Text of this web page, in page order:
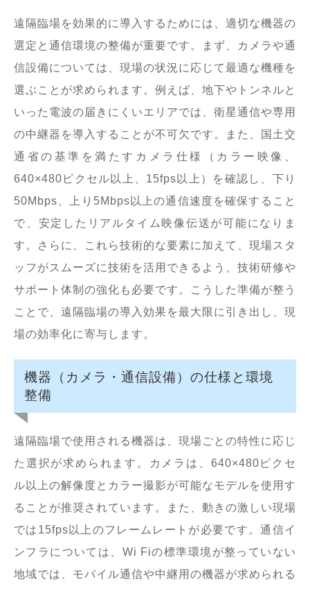
遠隔臨場を効果的に導入するためには、適切な機器の
選定と通信環境の整備が重要です。まず、カメラや通
信設備については、現場の状況に応じて最適な機種を
選ぶことが求められます。例えば、地下やトンネルと
いった電波の届きにくいエリアでは、衛星通信や専用
の中継器を導入することが不可欠です。また、国土交
通省の基準を満たすカメラ仕様（カラー映像、
640×480ピクセル以上、15fps以上）を確認し、下り
50Mbps、上り5Mbps以上の通信速度を確保すること
で、安定したリアルタイム映像伝送が可能になりま
す。さらに、これら技術的な要素に加えて、現場スタ
ッフがスムーズに技術を活用できるよう、技術研修や
サポート体制の強化も必要です。こうした準備が整う
ことで、遠隔臨場の導入効果を最大限に引き出し、現
場の効率化に寄与します。
機器（カメラ・通信設備）の仕様と環境
整備
遠隔臨場で使用される機器は、現場ごとの特性に応じ
た選択が求められます。カメラは、640×480ピクセ
ル以上の解像度とカラー撮影が可能なモデルを使用す
ることが推奨されています。また、動きの激しい現場
では15fps以上のフレームレートが必要です。通信イ
ンフラについては、Wi Fiの標準環境が整っていない
地域では、モバイル通信や中継用の機器が求められる